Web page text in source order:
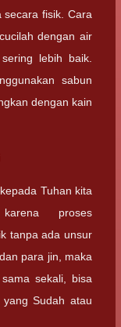
secara fisik. Cara
dengan air
lebih baik.
sabun
dengan kain
Tuhan kita
proses
tanpa ada unsur
para jin, maka
sekali, bisa
Sudah atau